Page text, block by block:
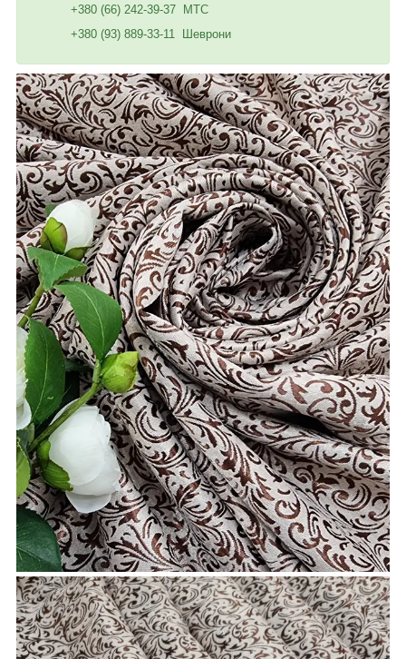
+380 (66) 242-39-37 МТС
+380 (93) 889-33-11 Шеврони